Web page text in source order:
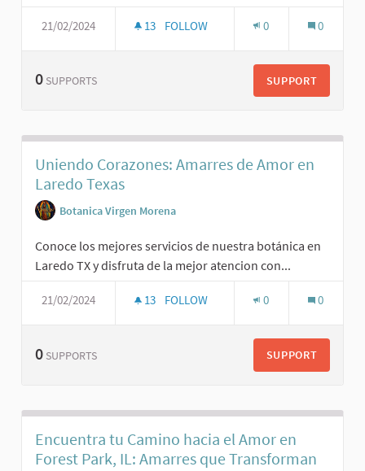
21/02/2024 13 FOLLOW 0 0
0 SUPPORTS SUPPORT
Uniendo Corazones: Amarres de Amor en
Laredo Texas
Botanica Virgen Morena
Conoce los mejores servicios de nuestra botánica en
Laredo TX y disfruta de la mejor atencion con...
21/02/2024 13 FOLLOW 0 0
0 SUPPORTS SUPPORT
Encuentra tu Camino hacia el Amor en
Forest Park, IL: Amarres que Transforman